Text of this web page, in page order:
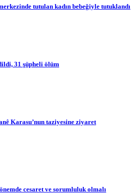
tutulan kadın bebeğiyle tutuklandı
31 şüpheli ölüm
Karasu’nun taziyesine ziyaret
cesaret ve sorumluluk olmalı